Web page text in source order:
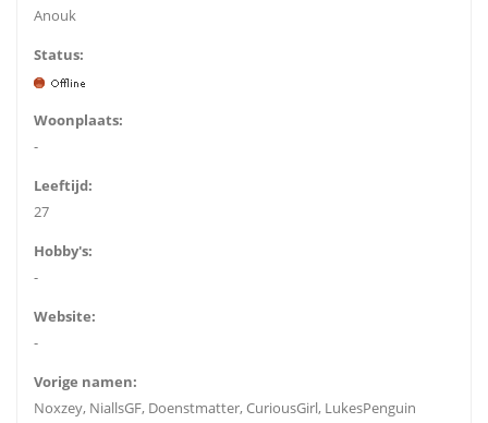
Anouk
Status:
Woonplaats:
-
Leeftijd:
27
Hobby's:
-
Website:
-
Vorige namen:
Noxzey, NiallsGF, Doenstmatter, CuriousGirl, LukesPenguin